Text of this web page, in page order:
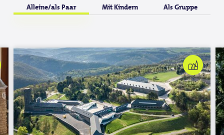
Alleine/als Paar Mit Kindern Als Gruppe